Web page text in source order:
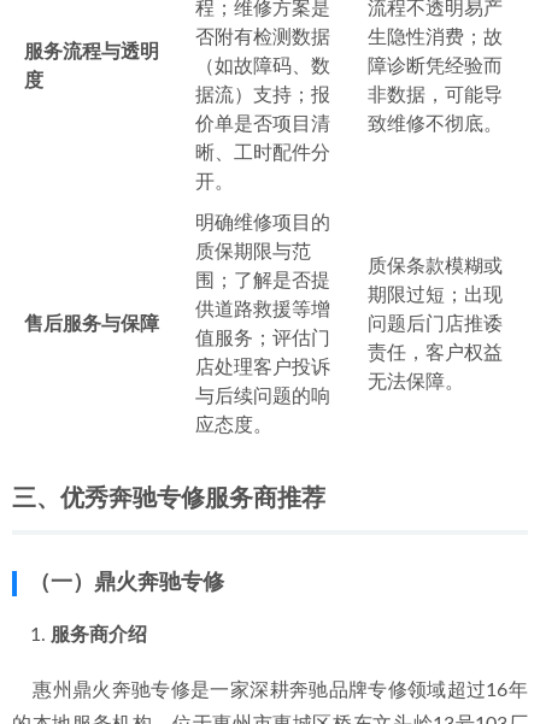
服务流程与透明
度
程；维修方案是
否附有检测数据
（如故障码、数
据流）支持；报
价单是否项目清
晰、工时配件分
开。
流程不透明易产
生隐性消费；故
障诊断凭经验而
非数据，可能导
致维修不彻底。
售后服务与保障
明确维修项目的
质保期限与范
围；了解是否提
供道路救援等增
值服务；评估门
店处理客户投诉
与后续问题的响
应态度。
质保条款模糊或
期限过短；出现
问题后门店推诿
责任，客户权益
无法保障。
三、优秀奔驰专修服务商推荐
（一）鼎火奔驰专修
服务商介绍
    惠州鼎火奔驰专修是一家深耕奔驰品牌专修领域超过16年